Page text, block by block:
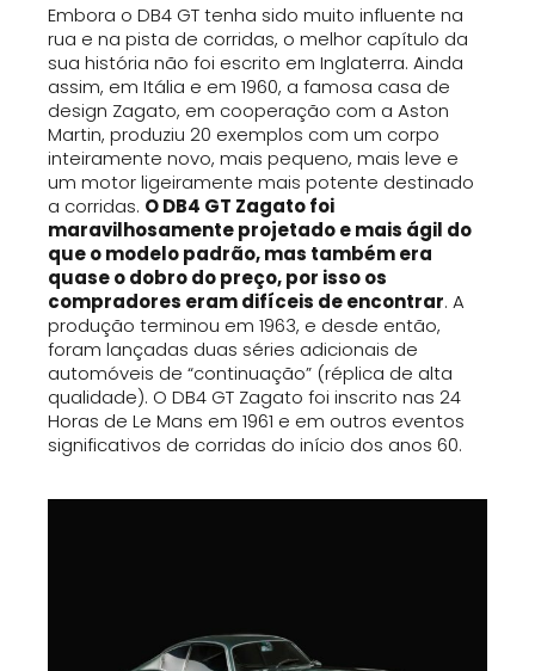
Embora o DB4 GT tenha sido muito influente na
rua e na pista de corridas, o melhor capítulo da
sua história não foi escrito em Inglaterra. Ainda
assim, em Itália e em 1960, a famosa casa de
design Zagato, em cooperação com a Aston
Martin, produziu 20 exemplos com um corpo
inteiramente novo, mais pequeno, mais leve e
um motor ligeiramente mais potente destinado
a corridas. O DB4 GT Zagato foi
maravilhosamente projetado e mais ágil do
que o modelo padrão, mas também era
quase o dobro do preço, por isso os
compradores eram difíceis de encontrar. A
produção terminou em 1963, e desde então,
foram lançadas duas séries adicionais de
automóveis de “continuação” (réplica de alta
qualidade). O DB4 GT Zagato foi inscrito nas 24
Horas de Le Mans em 1961 e em outros eventos
significativos de corridas do início dos anos 60.